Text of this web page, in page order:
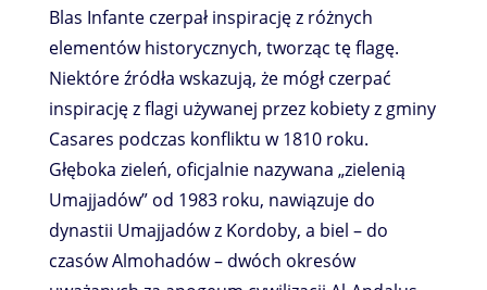
Blas Infante czerpał inspirację z różnych
elementów historycznych, tworząc tę ​​flagę.
Niektóre źródła wskazują, że mógł czerpać
inspirację z flagi używanej przez kobiety z gminy
Casares podczas konfliktu w 1810 roku.
Głęboka zieleń, oficjalnie nazywana „zielenią
Umajjadów” od 1983 roku, nawiązuje do
dynastii Umajjadów z Kordoby, a biel – do
czasów Almohadów – dwóch okresów